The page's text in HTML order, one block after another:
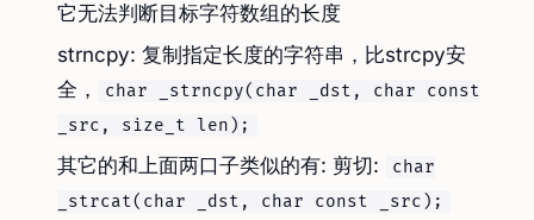
它无法判断目标字符数组的长度
strncpy: 复制指定长度的字符串，比strcpy安
全，
char _strncpy(char _dst, char const
_src, size_t len);
其它的和上面两口子类似的有: 剪切:
char
_strcat(char _dst, char const _src);